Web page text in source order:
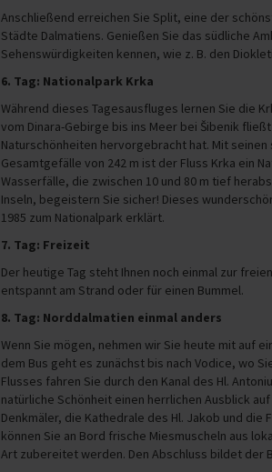
Anschließend erreichen Sie Split, eine der
Städte Dalmatiens. Genießen Sie das südliche
Sehenswürdigkeiten kennen, wie z. B. den
6. Tag: Nationalpark Krka
Während dieses Tagesausfluges lernen Sie die
vom Dinara-Gebirge bis ins Meer bei Šibenik
Naturschönheiten hervorgebracht hat. Mit
Gesamtgefälle von 242 m ist der Fluss Krka ein
Wasserfälle, die zwischen 10 und 80 m tief
Inseln, begeistern Sie sicher! Dieses
1985 zum Nationalpark erklärt.
7. Tag: Freizeit
Der heutige Tag steht Ihnen noch einmal zur
entspannt am Strand oder für einen Bummel.
8. Tag: Norddalmatien einmal anders
Wenn Sie mögen, nehmen wir Sie heute mit auf
dem Bus geht es zunächst bis nach Vodice, wo
Flusses fahren Sie durch den Kanal des Hl.
natürliche Schönheit einen herrlichen Ausblick
Denkmäler, die Kathedrale des Hl. Jakob und die
können Sie an Bord frische Miesmuscheln aus
Art zubereitet werden. Den Abschluss bildet der